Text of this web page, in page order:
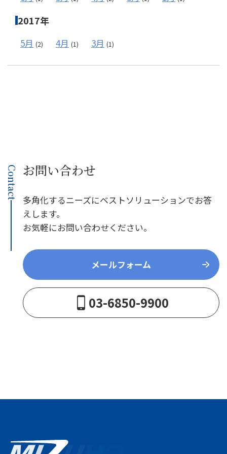
2017年
5月 (2) 4月 (1) 3月 (1)
お問い合わせ
Contact
多角化するニーズにベストソリューションでお答
えします。
お気軽にお問い合わせください。
メールフォーム
03-6850-9900